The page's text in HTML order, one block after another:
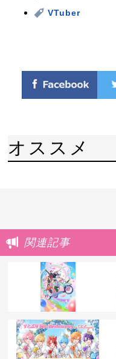
VTuber
オススメ
関連記事